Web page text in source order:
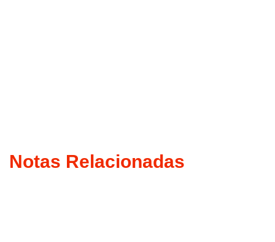
Notas Relacionadas